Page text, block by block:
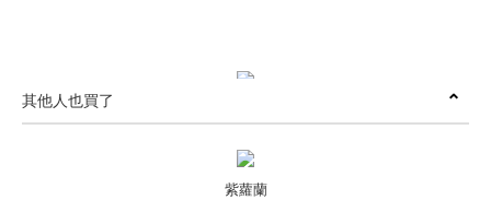
USD3.32)
其他人也買了
紫蘿蘭